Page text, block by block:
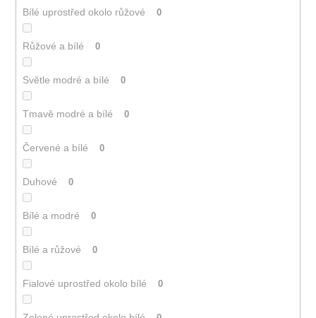
Bílé uprostřed okolo růžové 0
Růžové a bílé 0
Světle modré a bílé 0
Tmavě modré a bílé 0
Červené a bílé 0
Duhové 0
Bílé a modré 0
Bílé a růžové 0
Fialové uprostřed okolo bílé 0